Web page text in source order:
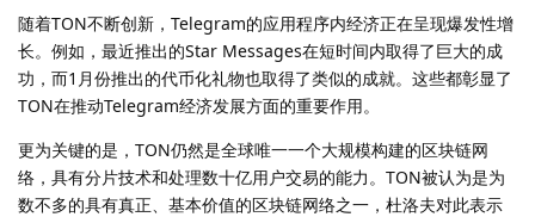
随着TON不断创新，Telegram的应用程序内经济正在呈现爆发性增
长。例如，最近推出的Star Messages在短时间内取得了巨大的成
功，而1月份推出的代币化礼物也取得了类似的成就。这些都彰显了
TON在推动Telegram经济发展方面的重要作用。
更为关键的是，TON仍然是全球唯一一个大规模构建的区块链网
络，具有分片技术和处理数十亿用户交易的能力。TON被认为是为
数不多的具有真正、基本价值的区块链网络之一，杜洛夫对此表示